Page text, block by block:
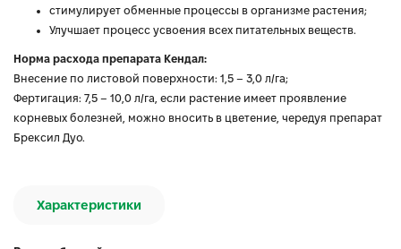
стимулирует обменные процессы в организме растения;
Улучшает процесс усвоения всех питательных веществ.
Норма расхода препарата Кендал:
Внесение по листовой поверхности: 1,5 – 3,0 л/га;
Фертигация: 7,5 – 10,0 л/га, если растение имеет проявление
корневых болезней, можно вносить в цветение, чередуя препарат
Брексил Дуо.
Характеристики